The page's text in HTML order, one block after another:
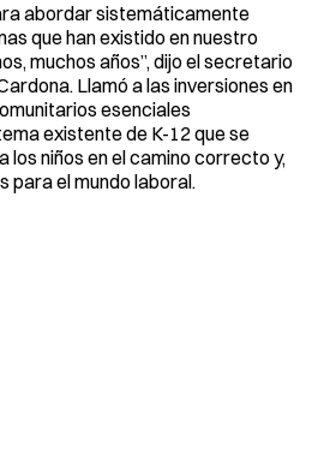
abordar sistemáticamente
que han existido en nuestro
muchos años”, dijo el secretario
Llamó a las inversiones en
esenciales
existente de K-12 que se
los niños en el camino correcto y,
para el mundo laboral.